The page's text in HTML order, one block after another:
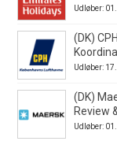
Udløber:
(DK)
Udløber:
(DK)
Review
Udløber: